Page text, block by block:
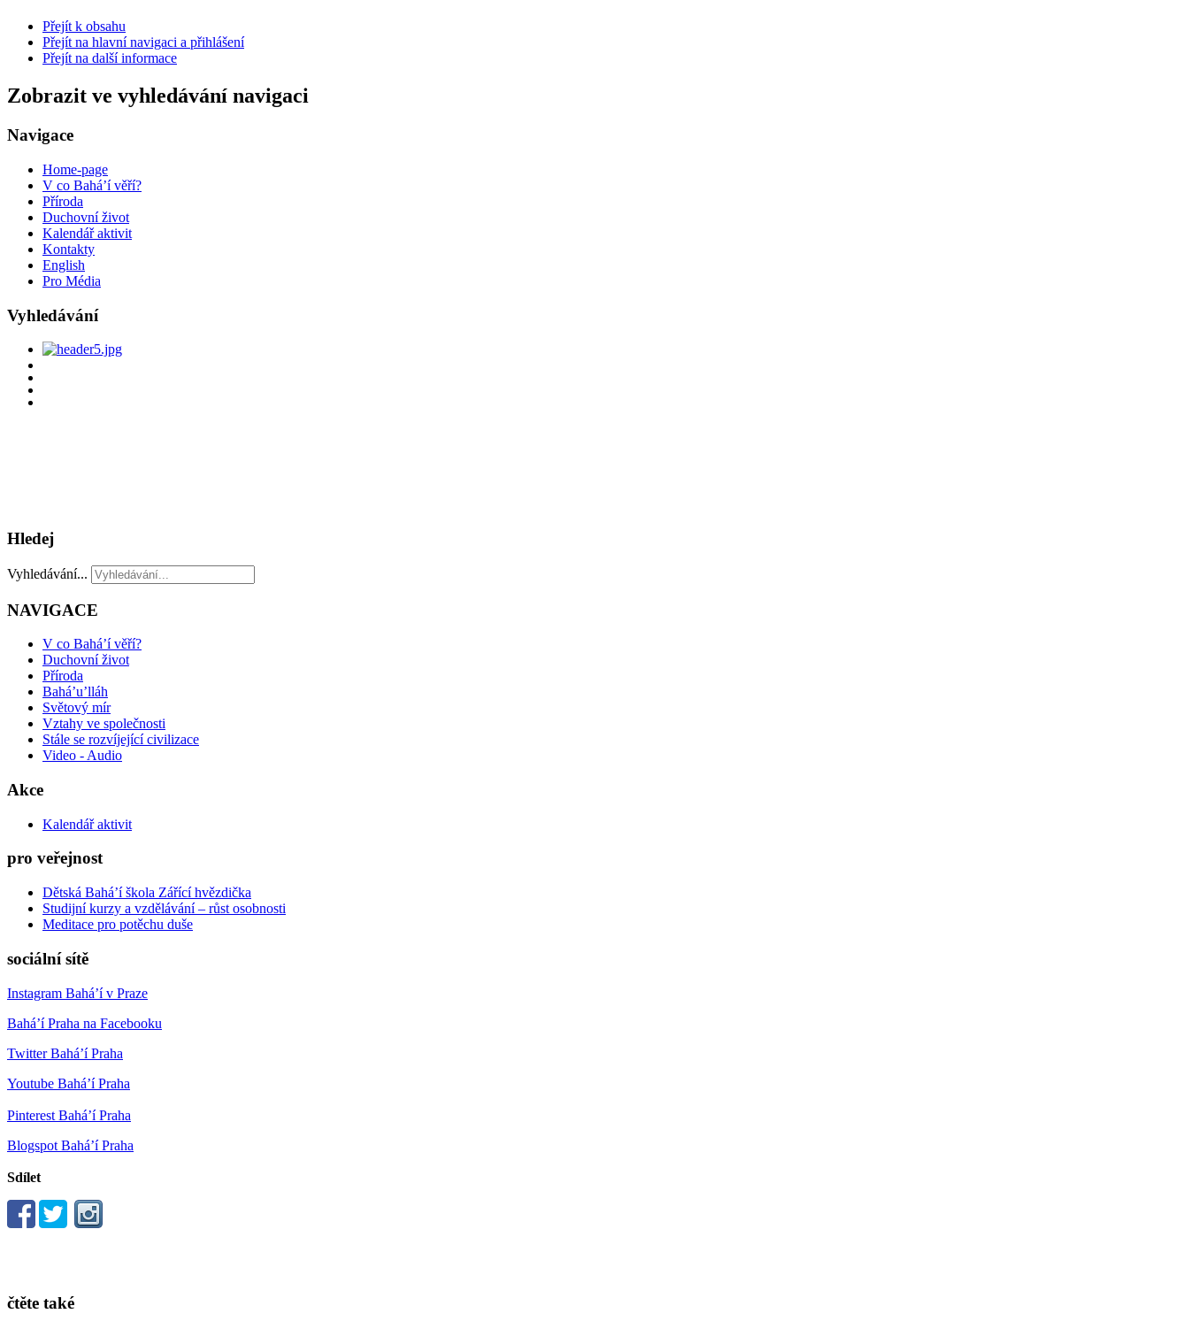
Přejít k obsahu
Přejít na hlavní navigaci a přihlášení
Přejít na další informace
Zobrazit ve vyhledávání navigaci
Navigace
Home-page
V co Bahá’í věří?
Příroda
Duchovní život
Kalendář aktivit
Kontakty
English
Pro Média
Vyhledávání
Hledej
Vyhledávání...
NAVIGACE
V co Bahá’í věří?
Duchovní život
Příroda
Bahá’u’lláh
Světový mír
Vztahy ve společnosti
Stále se rozvíjející civilizace
Video - Audio
Akce
Kalendář aktivit
pro veřejnost
Dětská Bahá’í škola Zářící hvězdička
Studijní kurzy a vzdělávání – růst osobnosti
Meditace pro potěchu duše
sociální sítě
Instagram Bahá’í v Praze
Bahá’í Praha na Facebooku
Twitter Bahá’í Praha
Youtube Bahá’í Praha
Pinterest Bahá’í Praha
Blogspot Bahá’í Praha
Sdílet
čtěte také